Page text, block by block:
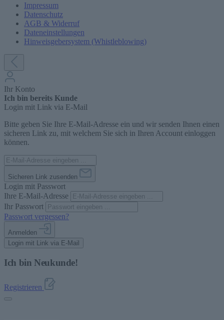
Impressum
Datenschutz
AGB & Widerruf
Dateneinstellungen
Hinweisgebersystem (Whistleblowing)
Ihr Konto
Ich bin bereits Kunde
Login mit Link via E-Mail
Bitte geben Sie Ihre E-Mail-Adresse ein und wir senden Ihnen einen
sicheren Link zu, mit welchem Sie sich in Ihren Account einloggen
können.
Sicheren Link zusenden
Login mit Passwort
Ihre E-Mail-Adresse
Ihr Passwort
Passwort vergessen?
Anmelden
Login mit Link via E-Mail
Ich bin Neukunde!
Registrieren